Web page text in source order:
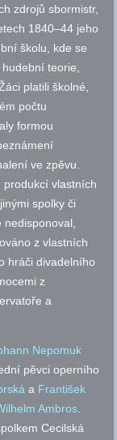
zdrojů sbormistr,
1840–44 jeho
školu, kde se
teorie,
platili školné,
počtu
formou
ve zpěvu.
produkcí vlastních
spolky či
nedisponoval,
z vlastních
hráči divadelního
z
a
Nepomuk
pěvci operního
a František
Ambros.
Cecilská